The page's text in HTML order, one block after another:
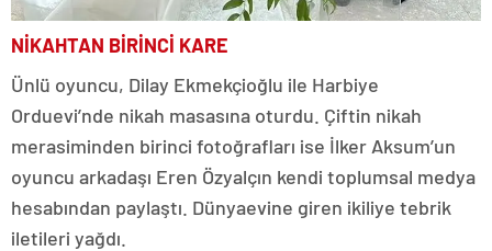
NİKAHTAN BİRİNCİ KARE
Ünlü oyuncu, Dilay Ekmekçioğlu ile Harbiye
Orduevi’nde nikah masasına oturdu. Çiftin nikah
merasiminden birinci fotoğrafları ise İlker Aksum’un
oyuncu arkadaşı Eren Özyalçın kendi toplumsal medya
hesabından paylaştı. Dünyaevine giren ikiliye tebrik
iletileri yağdı.